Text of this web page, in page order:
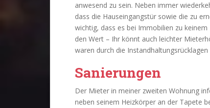
anwesend zu sein. Neben immer
dass die Hauseingangstür sowie die zu
wichtig, dass es bei Immobilien zu
den Wert – Ihr könnt auch leichter
waren durch die
Sanierungen
Der Mieter in meiner zweiten Wohnung
neben seinem Heizkörper an der Tapete